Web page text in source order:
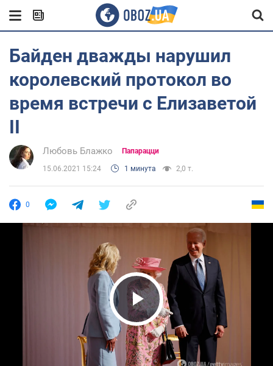
Байден дважды нарушил
королевский протокол во
время встречи с Елизаветой
II
Любовь Блажко Папарацци
15.06.2021 15:24 1 минута 2,0 т.
0
Play Video